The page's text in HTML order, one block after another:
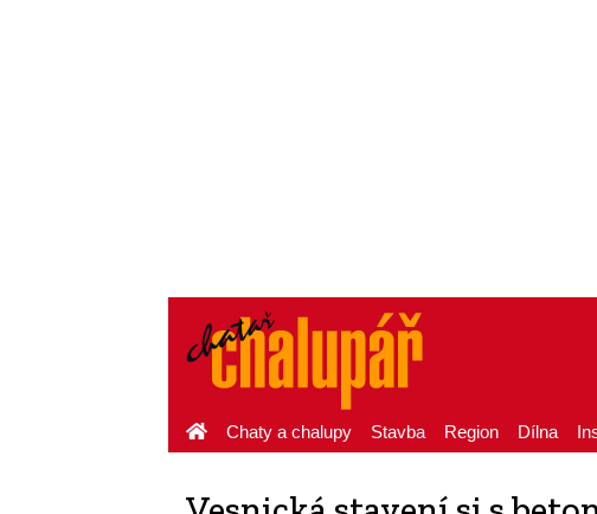
Chaty a chalupy Stavba Region Dílna